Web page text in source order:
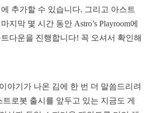
추가할 수 있습니다. 그리고 아스트
지막 몇 시간 동안 Astro’s Playroom에
다운을 진행합니다! 꼭 오셔서 확인해
야기가 나온 김에 한 번 더 말씀드리려
트로봇 출시를 앞두고 있는 지금도 게